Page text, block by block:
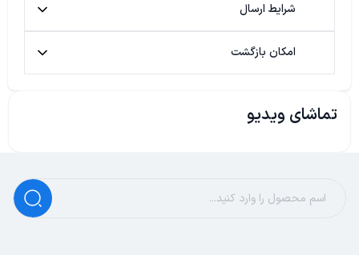
شرایط ارسال
امکان بازگشت
تماشای ویدیو